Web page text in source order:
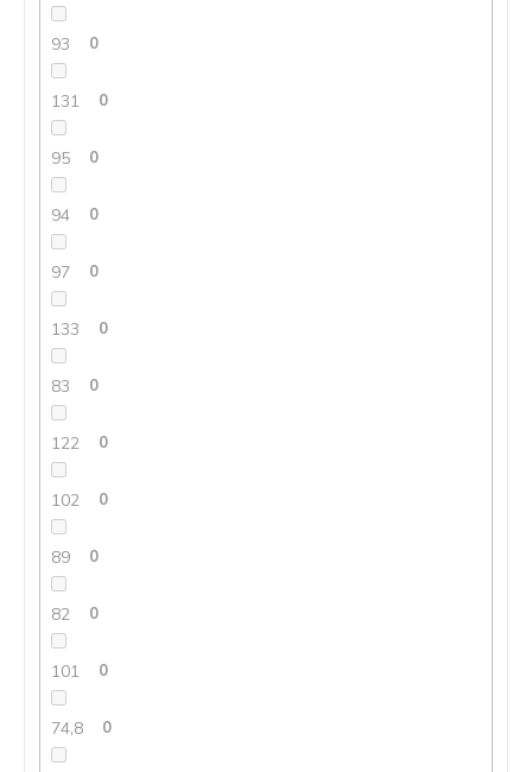
93 0
131 0
95 0
94 0
97 0
133 0
83 0
122 0
102 0
89 0
82 0
101 0
74,8 0